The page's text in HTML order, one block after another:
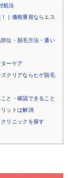
処法
｜価格重視ならエス
位・脱毛方法・通い
ーケア
クリアならヒゲ脱毛
と・確認できること
ットは解消
リニックを探す